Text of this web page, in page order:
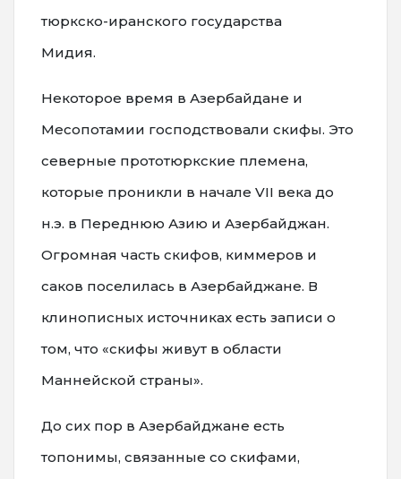
тюркско-иранского государства
Мидия.
Некоторое время в Азербайдане и
Месопотамии господствовали скифы. Это
северные прототюркские племена,
которые проникли в начале VII века до
н.э. в Переднюю Азию и Азербайджан.
Огромная часть скифов, киммеров и
саков поселилась в Азербайджане. В
клинописных источниках есть записи о
том, что «скифы живут в области
Маннейской страны».
До сих пор в Азербайджане есть
топонимы, связанные со скифами,